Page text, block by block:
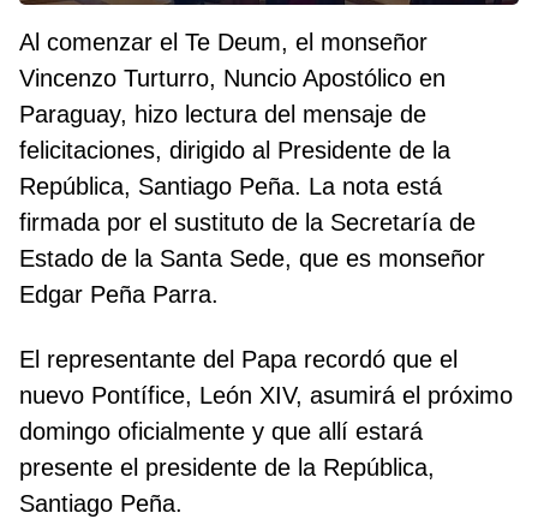
Al comenzar el Te Deum, el monseñor
Vincenzo Turturro, Nuncio Apostólico en
Paraguay, hizo lectura del mensaje de
felicitaciones, dirigido al Presidente de la
República, Santiago Peña. La nota está
firmada por el sustituto de la Secretaría de
Estado de la Santa Sede, que es monseñor
Edgar Peña Parra.
El representante del Papa recordó que el
nuevo Pontífice, León XIV, asumirá el próximo
domingo oficialmente y que allí estará
presente el presidente de la República,
Santiago Peña.